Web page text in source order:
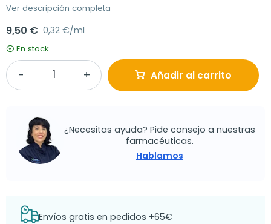
Ver descripción completa
9,50 € 0,32 €/ml
En stock
Añadir al carrito
¿Necesitas ayuda? Pide consejo a nuestras
farmacéuticas.
Hablamos
Envíos gratis en pedidos +65€